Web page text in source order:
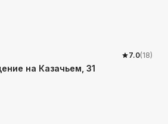
7.0(18)
на Казачьем, 31